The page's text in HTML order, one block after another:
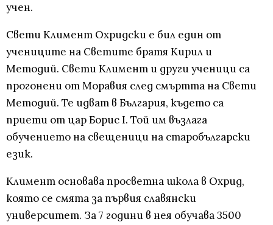
учен.
Свети Климент Охридски е бил един от
учениците на Светите братя Кирил и
Методий. Свети Климент и други ученици са
прогонени от Моравия след смъртта на Свети
Методий. Те идват в България, където са
приети от цар Борис I. Той им възлага
обучението на свещеници на старобългарски
език.
Климент основава просветна школа в Охрид,
която се смята за първия славянски
университет. За 7 години в нея обучава 3500